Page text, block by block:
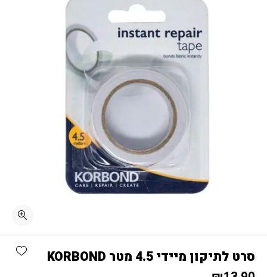
סרט לתיקון מיידי 4.5 מטר KORBOND